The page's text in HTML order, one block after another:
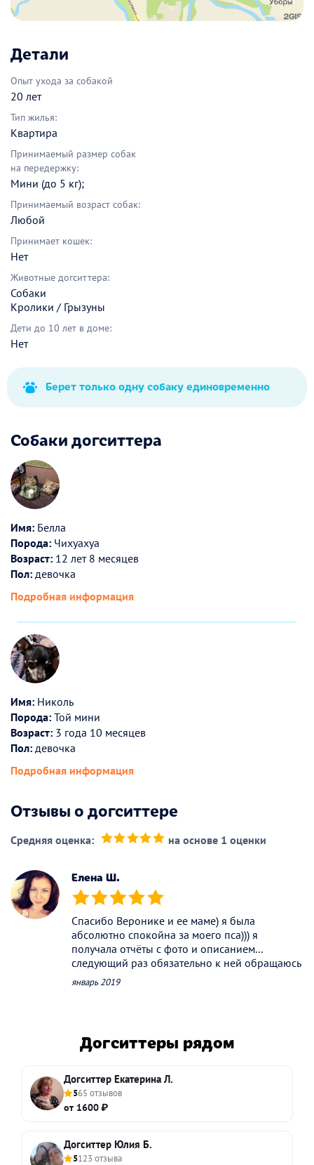
Детали
Опыт ухода за собакой
20 лет
Тип жилья:
Квартира
Принимаемый размер собак
на передержку:
Мини (до 5 кг);
Принимаемый возраст собак:
Любой
Принимает кошек:
Нет
Животные догситтера:
Собаки
Кролики / Грызуны
Дети до 10 лет в доме:
Нет
Берет только одну собаку единовременно
Собаки догситтера
Имя: Белла
Порода: Чихуахуа
Возраст: 12 лет 8 месяцев
Пол: девочка
Подробная информация
Имя: Николь
Порода: Той мини
Возраст: 3 года 10 месяцев
Пол: девочка
Подробная информация
Отзывы о догситтере
Средняя оценка: на основе 1 оценки
Елена Ш.
(*) (*) (*) (*) (*)
Спасибо Веронике и ее маме) я была
абсолютно спокойна за моего пса))) я
получала отчёты с фото и описанием...
следующий раз обязательно к ней обращаюсь
январь 2019
Догситтеры рядом
Догситтер Екатерина Л.
565 отзывов
от 1600 ₽
Догситтер Юлия Б.
5123 отзыва